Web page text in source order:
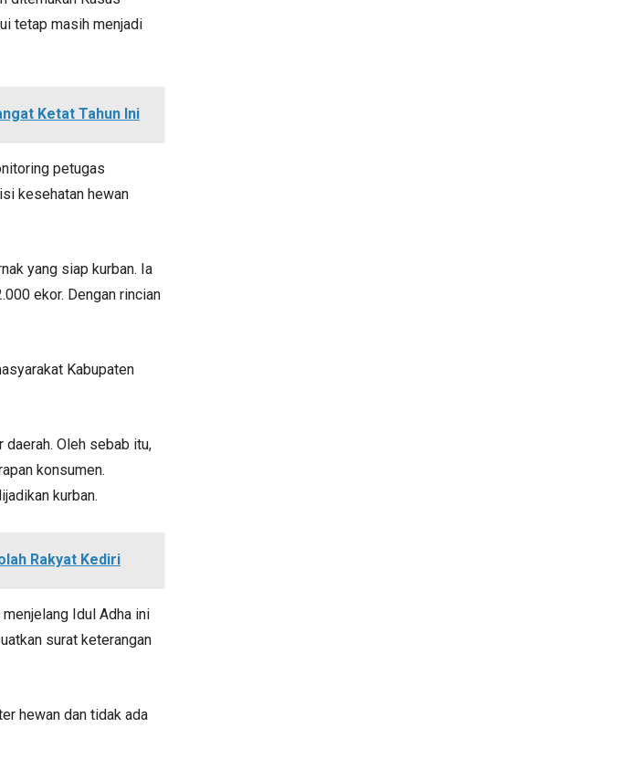
tetap masih menjadi
Ketat Tahun Ini
petugas
kesehatan hewan
yang siap kurban. Ia
ekor. Dengan rincian
Kabupaten
Oleh sebab itu,
konsumen.
kurban.
Rakyat Kediri
Idul Adha ini
surat keterangan
hewan dan tidak ada